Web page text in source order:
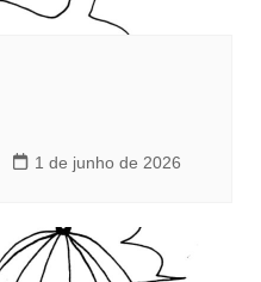
1 de junho de 2026